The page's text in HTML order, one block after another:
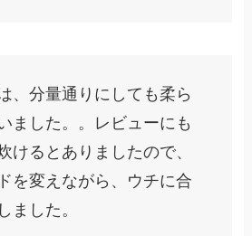
、分量通りにしても柔ら
ました。。レビューにも
けるとありましたので、
を変えながら、ウチに合
ました。